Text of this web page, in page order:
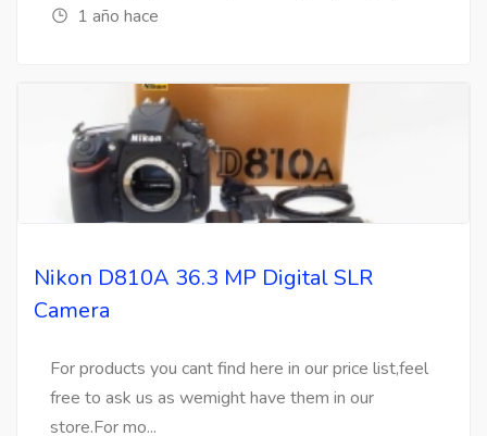
1 año hace
Nikon D810A 36.3 MP Digital SLR
Camera
For products you cant find here in our price list,feel
free to ask us as wemight have them in our
store.For mo...